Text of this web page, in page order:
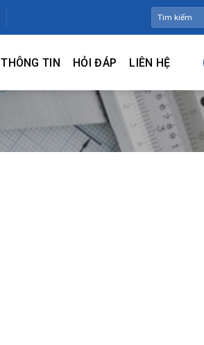
Tìm
kiếm:
THÔNG TIN HỎI ĐÁP LIÊN HỆ